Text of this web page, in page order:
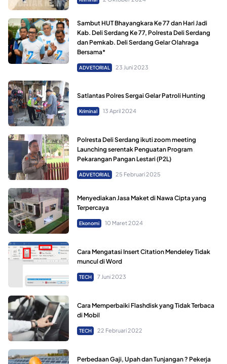
Sambut HUT Bhayangkara Ke 77 dan Hari Jadi
Kab. Deli Serdang Ke 77, Polresta Deli Serdang
dan Pemkab. Deli Serdang Gelar Olahraga
Bersama*
ADVETORIAL 23 Juni 2023
Satlantas Polres Sergai Gelar Patroli Hunting
Kriminal 13 April 2024
Polresta Deli Serdang ikuti zoom meeting
Launching serentak Penguatan Program
Pekarangan Pangan Lestari (P2L)
ADVETORIAL 25 Februari 2025
Menyediakan Jasa Maket di Nawa Cipta yang
Terpercaya
Ekonomi 10 Maret 2024
Cara Mengatasi Insert Citation Mendeley Tidak
muncul di Word
TECH 7 Juni 2023
Cara Memperbaiki Flashdisk yang Tidak Terbaca
di Mobil
TECH 22 Februari 2022
Perbedaan Gaji, Upah dan Tunjangan ? Pekerja